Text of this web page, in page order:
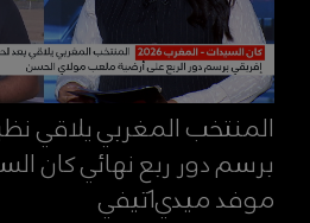
المنتخب المغربي يلاقي
برسم دور ربع نهائي كان
موفد ميدي1تيفي